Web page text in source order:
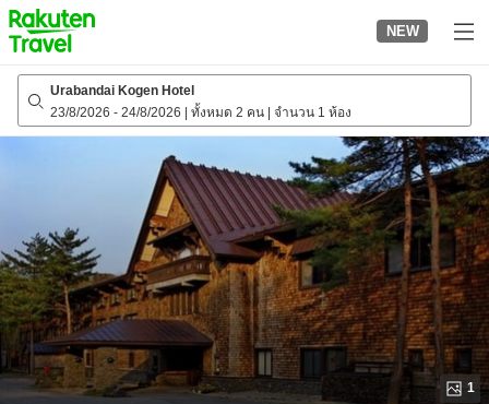
to
top
page
NEW
Urabandai Kogen Hotel
23/8/2026 - 24/8/2026 ทั้งหมด 2 คน จำนวน 1 ห้อง
1